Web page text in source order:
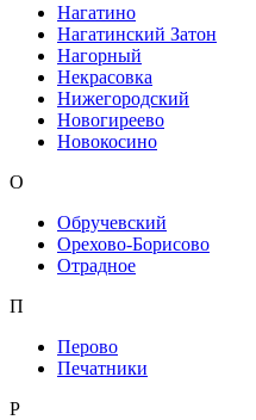
Нагатино
Нагатинский Затон
Нагорный
Некрасовка
Нижегородский
Новогиреево
Новокосино
О
Обручевский
Орехово-Борисово
Отрадное
П
Перово
Печатники
Р